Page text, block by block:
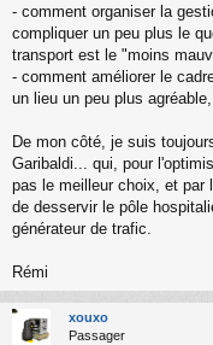
o
u
- comment organiser la
compliquer un peu plus le
transport est le "moins
- comment améliorer le
un lieu un peu plus
De mon côté, je suis
Garibaldi... qui, pour
pas le meilleur choix, et par
de desservir le pôle
générateur de trafic.
Rémi
xouxo
Passager